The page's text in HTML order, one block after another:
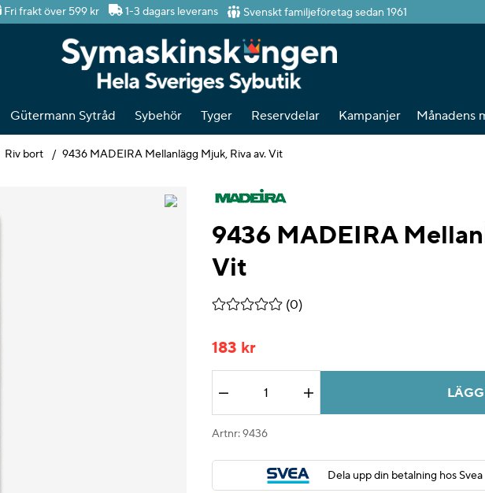
Fri frakt över 599 kr 1-3 dagars leverans Svenskt familjeföretag sedan 1961
Gütermann Sytråd Sybehör Tyger Reservdelar Kampanjer Månadens
Riv bort 9436 MADEIRA Mellanlägg Mjuk, Riva av. Vit
9436 MADEIRA
Vit
Medelbetyg 0 av 5 Antal betyg 0
(0)
183 kr
Artnr:9436
Dela upp din betalning hos Svea